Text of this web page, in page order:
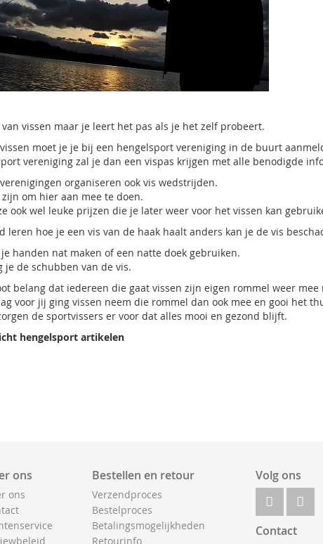
van vissen maar je leert het pas als je het zelf probeert.
moet je je bij een hengelsport vereniging in de buurt
vereniging zal je dan een vispas krijgen met alle benodigde
organiseren ook vis wedstrijden.
om hier aan mee te doen.
ook wel leuke prijzen die je later weer voor het vissen kan
leren hoe je een vis van de haak haalt anders kan je de vis
handen nat maken of een natte doek gebruiken.
je de schubben van de vis.
belang dat iedereen die gaat vissen zijn eigen rommel weer
voor jij ging vissen neem die rommel dan ook mee en gooi het
de sportvissers er voor dat alles mooi en gezond blijft.
hengelsport artikelen
ons
ons
Bestellen en retour
Verzendproces
Bestelproces
Betalingsmogelijkheden
Retourinfo
Volg ons
Contact